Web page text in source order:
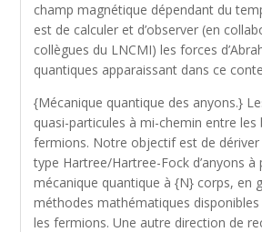
champ magnétique dépendant du
est de calculer et d’observer (en
collègues du LNCMI) les forces
quantiques apparaissant dans ce
{Mécanique quantique des anyons.}
quasi-particules à mi-chemin entre les
fermions. Notre objectif est de
type Hartree/Hartree-Fock d’anyons à
mécanique quantique à {N} corps, en
méthodes mathématiques
les fermions. Une autre direction de